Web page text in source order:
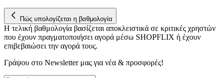
Πώς υπολογίζεται η βαθμολογία
Η τελική βαθμολογία βασίζεται αποκλειστικά σε κριτικές χρηστών
που έχουν πραγματοποιήσει αγορά μέσω SHOPFLIX ή έχουν
επιβεβαιώσει την αγορά τους.
Γράψου στο Νewsletter μας για νέα & προσφορές!